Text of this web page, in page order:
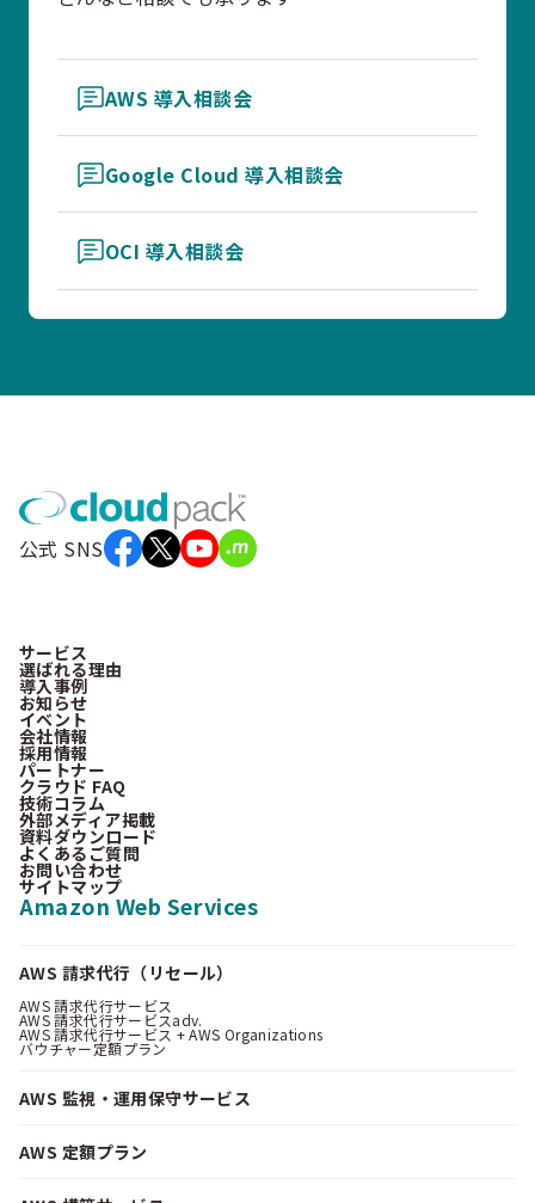
AWS 導入相談会
Google Cloud 導入相談会
OCI 導入相談会
公式 SNS
サービス
選ばれる理由
導入事例
お知らせ
イベント
会社情報
採用情報
パートナー
クラウド FAQ
技術コラム
外部メディア掲載
資料ダウンロード
よくあるご質問
お問い合わせ
サイトマップ
Amazon Web Services
AWS 請求代行（リセール）
AWS 請求代行サービス
AWS 請求代行サービスadv.
AWS 請求代行サービス + AWS Organizations
バウチャー定額プラン
AWS 監視・運用保守サービス
AWS 定額プラン